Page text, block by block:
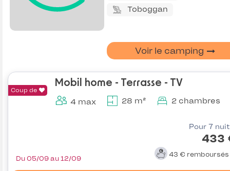
Toboggan
Voir le camping
Coup de
Mobil home - Terrasse - TV
4 max 28 m² 2 chambres
Pour 7
433
43 € remboursés
Du 05/09 au 12/09